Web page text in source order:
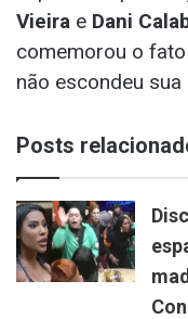
Vieira e Dani
comemorou o
não escondeu
Posts